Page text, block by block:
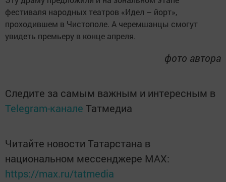
фестиваля народных театров «Идел – йорт»,
проходившем в Чистополе. А черемшанцы смогут
увидеть премьеру в конце апреля.
фото автора
Следите за самым важным и интересным в
Telegram-канале Татмедиа
Читайте новости Татарстана в
национальном мессенджере MАХ:
https://max.ru/tatmedia